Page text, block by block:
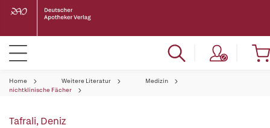
Home Weitere Literatur
Medizin
nichtklinische Fächer
Tafrali, Deniz